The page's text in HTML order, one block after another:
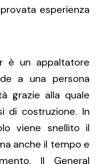
esperienza
è un appaltatore
a una persona
grazie alla quale
di costruzione. In
viene snellito il
anche il tempo e
Il General